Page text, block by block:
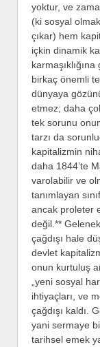
yoktur, ve
(ki sosyal
çıkar) hem
içkin dinamik
birkaç önemli
dünyaya
etmez; daha
tek sorunu
tarzı da
kapitalizmin
daha 1844’te
varolabilir ve
tanımlayan
ancak proleter
değil.**
çağdışı hale
devlet
onun kurtuluş
„yeni sosyal
ihtiyaçları, ve
çağdışı kaldı.
yani sermaye
tarihsel emek